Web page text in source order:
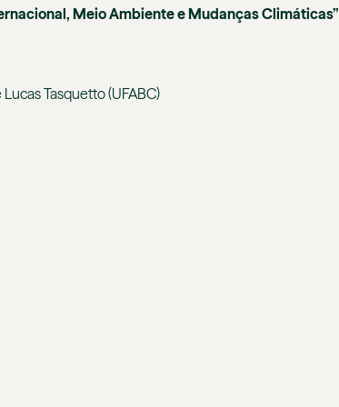
Meio Ambiente e Mudanças Climáticas”
Tasquetto (UFABC)